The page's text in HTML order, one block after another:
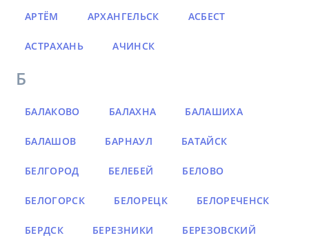
АРТЁМ АРХАНГЕЛЬСК АСБЕСТ
АСТРАХАНЬ АЧИНСК
Б
БАЛАКОВО БАЛАХНА БАЛАШИХА
БАЛАШОВ БАРНАУЛ БАТАЙСК
БЕЛГОРОД БЕЛЕБЕЙ БЕЛОВО
БЕЛОГОРСК БЕЛОРЕЦК БЕЛОРЕЧЕНСК
БЕРДСК БЕРЕЗНИКИ БЕРЕЗОВСКИЙ